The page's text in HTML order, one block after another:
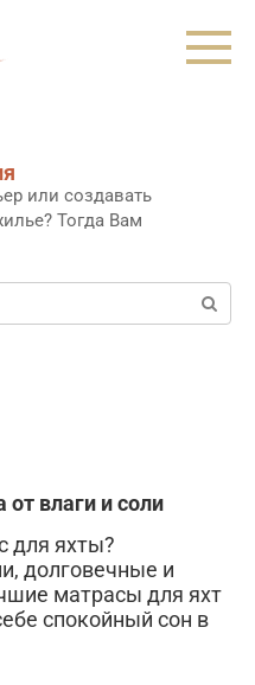
или создавать
Тогда Вам
влаги и соли
для яхты?
долговечные и
матрасы для яхт
спокойный сон в